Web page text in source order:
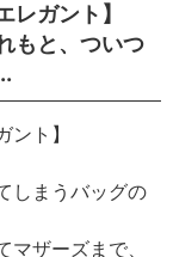
レガント】
もと、ついつ
ト】
しまうバッグの
ザーズまで、